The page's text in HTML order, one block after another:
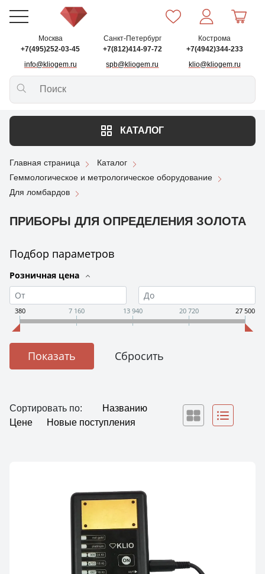
Москва
+7(495)252-03-45
info@kliogem.ru
Санкт-Петербург
+7(812)414-97-72
spb@kliogem.ru
Кострома
+7(4942)344-233
klio@kliogem.ru
КАТАЛОГ
Главная страница
Каталог
Геммологическое и метрологическое оборудование
Для ломбардов
ПРИБОРЫ ДЛЯ ОПРЕДЕЛЕНИЯ ЗОЛОТА
Подбор параметров
Розничная цена
380 7 160 13 940 20 720 27 500
Сортировать по:
Названию
Цене
Новые поступления